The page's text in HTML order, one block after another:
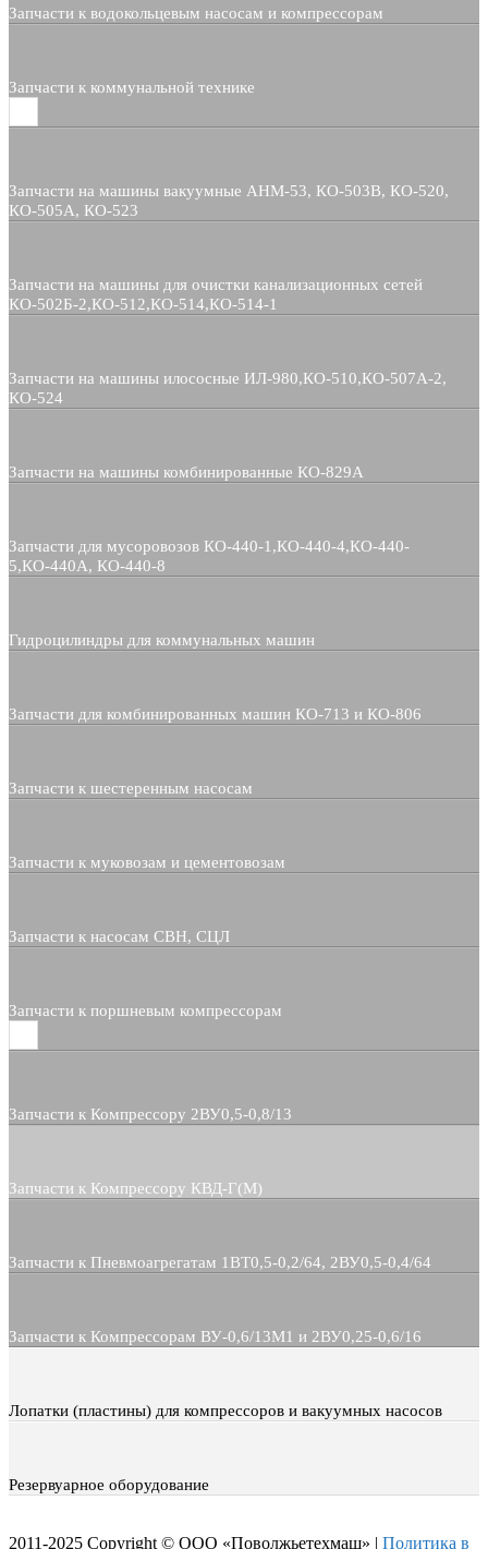
Запчасти к водокольцевым насосам и компрессорам
Запчасти к коммунальной технике
Запчасти на машины вакуумные АНМ-53, КО-503В, КО-520,
КО-505А, КО-523
Запчасти на машины для очистки канализационных сетей
КО-502Б-2,КО-512,КО-514,КО-514-1
Запчасти на машины илососные ИЛ-980,КО-510,КО-507А-2,
КО-524
Запчасти на машины комбинированные КО-829А
Запчасти для мусоровозов КО-440-1,КО-440-4,КО-440-
5,КО-440А, КО-440-8
Гидроцилиндры для коммунальных машин
Запчасти для комбинированных машин КО-713 и КО-806
Запчасти к шестеренным насосам
Запчасти к муковозам и цементовозам
Запчасти к насосам СВН, СЦЛ
Запчасти к поршневым компрессорам
Запчасти к Компрессору 2ВУ0,5-0,8/13
Запчасти к Компрессору КВД-Г(М)
Запчасти к Пневмоагрегатам 1ВТ0,5-0,2/64, 2ВУ0,5-0,4/64
Запчасти к Компрессорам ВУ-0,6/13М1 и 2ВУ0,25-0,6/16
Лопатки (пластины) для компрессоров и вакуумных насосов
Резервуарное оборудование
2011-2025 Copyright © ООО «Поволжьетехмаш» | Политика в